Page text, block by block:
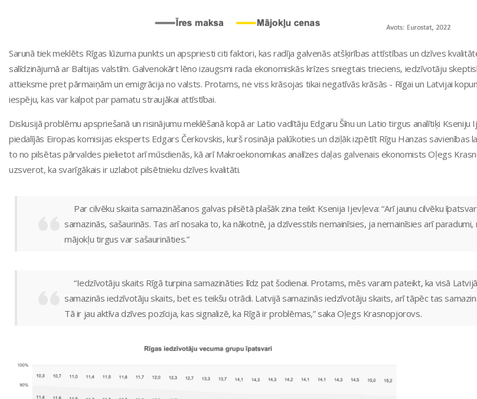
Sarunā tiek meklēts Rīgas lūzuma punkts un apspriesti citi faktori, kas radīja galvenās atšķirības attīstības un dzīves
salīdzinājumā ar Baltijas valstīm. Galvenokārt lēno izaugsmi rada ekonomiskās krīzes sniegtais trieciens, iedzīvotāju
attieksme pret pārmaiņām un emigrācija no valsts. Protams, ne viss krāsojas tikai negatīvās krāsās - Rīgai un Latvijai
iespēju, kas var kalpot par pamatu straujākai attīstībai.
Diskusijā problēmu apspriešanā un risinājumu meklēšanā kopā ar Latio vadītāju Edgaru Šīnu un Latio tirgus analītiķi Kseniju
piedalījās Eiropas komisijas eksperts Edgars Čerkovskis, kurš rosināja palūkoties un dziļāk izpētīt Rīgu Hanzas savienības
to no pilsētas pārvaldes pielietot arī mūsdienās, kā arī Makroekonomikas analīzes daļas galvenais ekonomists Oļegs
uzsverot, ka svarīgākais ir uzlabot pilsētnieku dzīves kvalitāti.
Par cilvēku skaita samazināšanos galvas pilsētā plašāk zina teikt Ksenija Ijevļeva: “Arī jaunu cilvēku
samazinās, sašaurinās. Tas arī nosaka to, ka nākotnē, ja dzīvesstils nemainīsies, ja nemainīsies arī paradumi,
mājokļu tirgus var sašaurināties.”
“Iedzīvotāju skaits Rīgā turpina samazināties līdz pat šodienai. Protams, mēs varam pateikt, ka visā
samazinās iedzīvotāju skaits, bet es teikšu otrādi. Latvijā samazinās iedzīvotāju skaits, arī tāpēc tas
Tā ir jau aktīva dzīves pozīcija, kas signalizē, ka Rīgā ir problēmas,” saka Oļegs Krasnopjorovs.